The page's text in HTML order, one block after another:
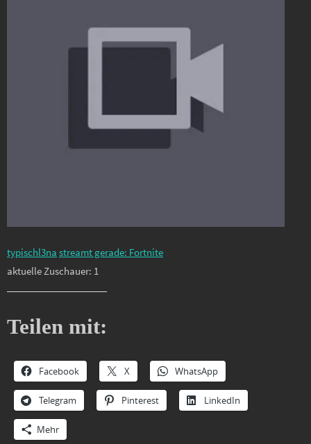
typischl3na streamt gerade: Fortnite
aktuelle Zuschauer: 1
Teilen mit:
Facebook X WhatsApp
Telegram Pinterest LinkedIn
Mehr